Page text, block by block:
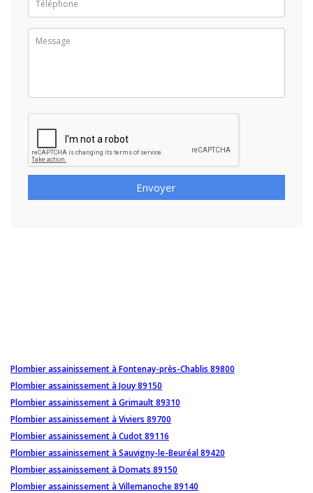
Envoyer
Plombier assainissement à Fontenay-près-Chablis 89800
Plombier assainissement à Jouy 89150
Plombier assainissement à Grimault 89310
Plombier assainissement à Viviers 89700
Plombier assainissement à Cudot 89116
Plombier assainissement à Sauvigny-le-Beuréal 89420
Plombier assainissement à Domats 89150
Plombier assainissement à Villemanoche 89140